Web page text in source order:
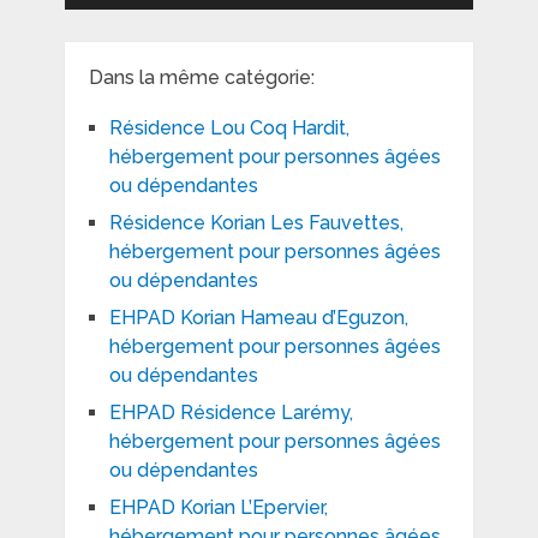
Dans la même catégorie:
Résidence Lou Coq Hardit,
hébergement pour personnes âgées
ou dépendantes
Résidence Korian Les Fauvettes,
hébergement pour personnes âgées
ou dépendantes
EHPAD Korian Hameau d’Eguzon,
hébergement pour personnes âgées
ou dépendantes
EHPAD Résidence Larémy,
hébergement pour personnes âgées
ou dépendantes
EHPAD Korian L’Epervier,